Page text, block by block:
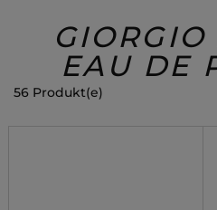
EAU DE
56 Produkt(e)